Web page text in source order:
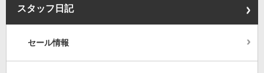
スタッフ日記
セール情報